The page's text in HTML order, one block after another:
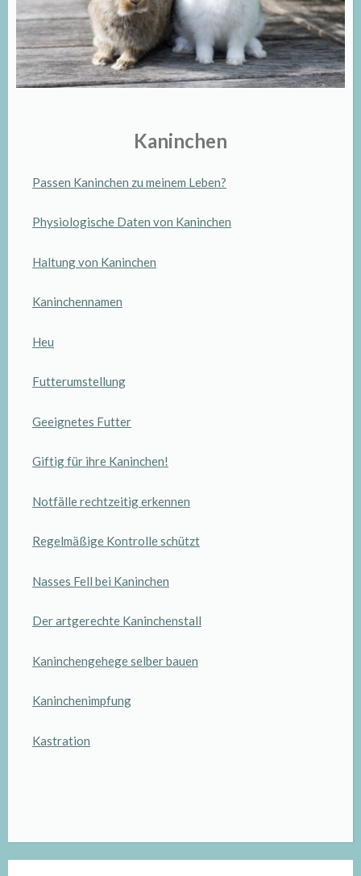
Kaninchen
Passen Kaninchen zu meinem Leben?
Physiologische Daten von Kaninchen
Haltung von Kaninchen
Kaninchennamen
Heu
Futterumstellung
Geeignetes Futter
Giftig für ihre Kaninchen!
Notfälle rechtzeitig erkennen
Regelmäßige Kontrolle schützt
Nasses Fell bei Kaninchen
Der artgerechte Kaninchenstall
Kaninchengehege selber bauen
Kaninchenimpfung
Kastration